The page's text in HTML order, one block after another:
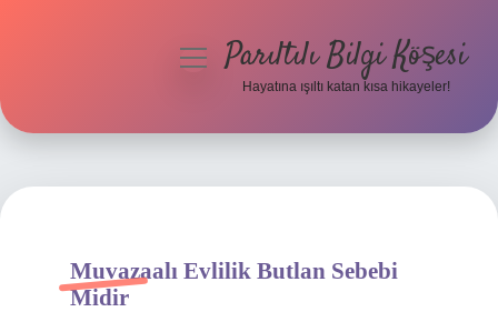
Hakkımızda
menüyüParıltılı Bilgi Köşesi
Hayatına ışıltı katan kısa hikayeler!
Muvazaalı Evlilik Butlan Sebebi
Midir